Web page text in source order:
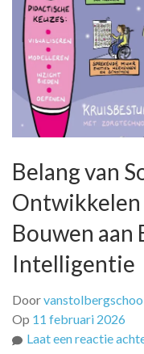
Belang van
Bouwen aan
Intelligentie
Door
Op 11 februari 2026
Laat een reactie